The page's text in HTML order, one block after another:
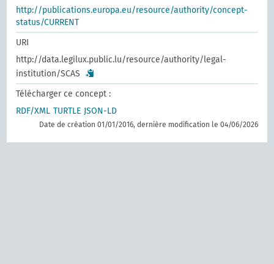
http://publications.europa.eu/resource/authority/concept-
status/CURRENT
URI
http://data.legilux.public.lu/resource/authority/legal-
institution/SCAS
Télécharger ce concept :
RDF/XML TURTLE JSON-LD
Date de création 01/01/2016, dernière modification le 04/06/2026